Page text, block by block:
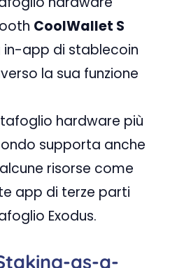
CoolWallet S
in-app di stablecoin
la sua funzione
hardware più
supporta anche
risorse come
app di terze parti
Exodus.
as-a-